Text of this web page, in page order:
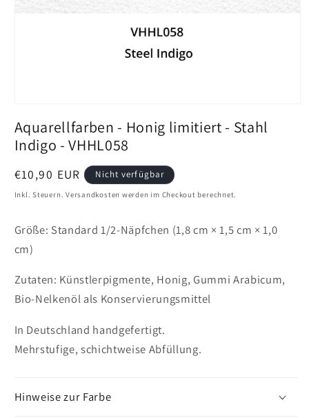
in
Vollansicht
öffnen
Aquarellfarben - Honig limitiert - Stahl
Indigo - VHHL058
Preis
€10,90 EUR Nicht verfügbar
Inkl. Steuern. Versandkosten werden im Checkout berechnet.
Größe: Standard 1/2-Näpfchen (1,8 cm × 1,5 cm × 1,0
cm)
Zutaten: Künstlerpigmente, Honig, Gummi Arabicum,
Bio-Nelkenöl als Konservierungsmittel
In Deutschland handgefertigt.
Mehrstufige, schichtweise Abfüllung.
Hinweise zur Farbe